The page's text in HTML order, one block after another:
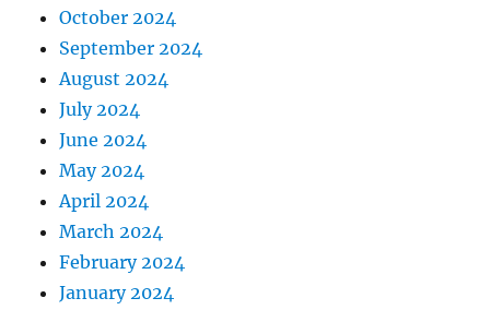
October 2024
September 2024
August 2024
July 2024
June 2024
May 2024
April 2024
March 2024
February 2024
January 2024